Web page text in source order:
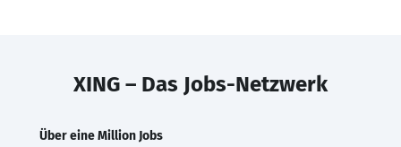
XING – Das Jobs-Netzwerk
Über eine Million Jobs